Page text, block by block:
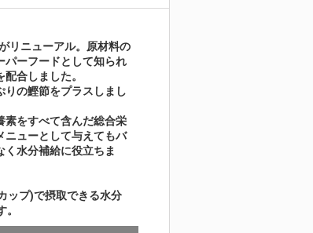
リニューアル。原材料の
パーフードとして知られ
合しました。
りの鰹節をプラスしまし
素をすべて含んだ総合栄
ニューとして与えてもバ
く水分補給に役立ちま
ップ)で摂取できる水分